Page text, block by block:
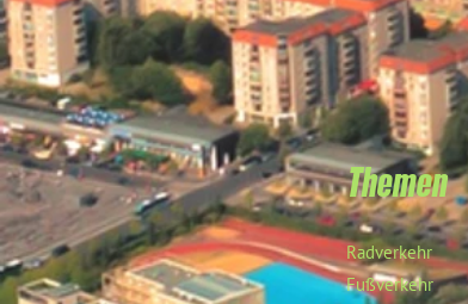
Themen
Radverkehr
Fußverkehr